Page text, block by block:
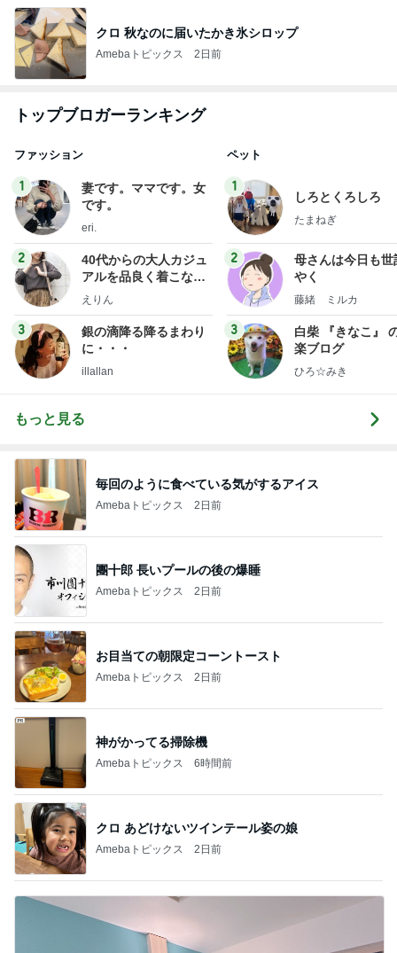
クロ 秋なのに届いたかき氷シロップ
Amebaトピックス 2日前
トップブロガーランキング
ファッション
1
妻です。ママです。女
です。
eri.
2
40代からの大人カジュ
アルを品良く着こなす
ファッションブログ
えりん
3
銀の滴降る降るまわり
に・・・
illallan
ペット
1
しろとくろしろ
たまねぎ
2
母さんは今日も世
やく
藤緒 ミルカ
3
白柴 『きなこ』
楽ブログ
ひろ☆みき
もっと見る
毎回のように食べている気がするアイス
Amebaトピックス 2日前
團十郎 長いプールの後の爆睡
Amebaトピックス 2日前
お目当ての朝限定コーントースト
Amebaトピックス 2日前
神がかってる掃除機
Amebaトピックス 6時間前
クロ あどけないツインテール姿の娘
Amebaトピックス 2日前